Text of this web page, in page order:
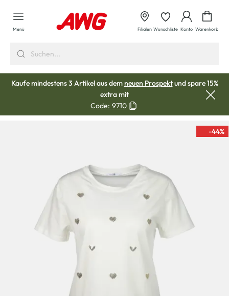
springen
Menü Filialen Wunschliste Konto Warenkorb
Kaufe mindestens 3 Artikel aus demneuen Prospektund spare 15%
extra mit
Code: 9710
-44%